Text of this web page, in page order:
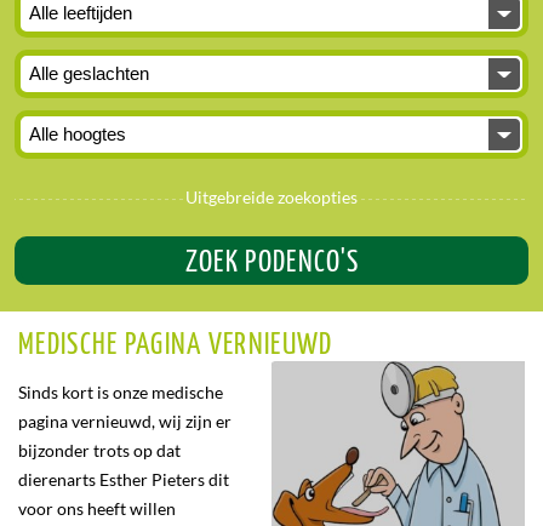
Uitgebreide zoekopties
ZOEK PODENCO'S
MEDISCHE PAGINA VERNIEUWD
Sinds kort is onze medische
pagina vernieuwd, wij zijn er
bijzonder trots op dat
dierenarts Esther Pieters dit
voor ons heeft willen